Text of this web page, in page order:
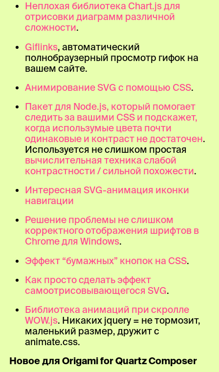
Неплохая библиотека Chart.js для
отрисовки диаграмм различной
сложности.
Giflinks, автоматический
полнобраузерный просмотр гифок на
вашем сайте.
Анимирование SVG с помощью CSS.
Пакет для Node.js, который помогает
следить за вашими CSS и подскажет,
когда использумые цвета почти
одинаковые и контраст не достаточен.
Используется не слишком простая
вычислительная техника слабой
контрастности / сильной похожести.
Интересная SVG-анимация иконки
навигации
Решение проблемы не слишком
корректного отображения шрифтов в
Chrome для Windows.
Эффект “бумажных” кнопок на CSS.
Как просто сделать эффект
самоотрисовывающегося SVG.
Библиотека анимаций при скролле
WOW.js. Никаких jquery = не тормозит,
маленький размер, дружит с
animate.css.
Новое для Origami for Quartz Composer